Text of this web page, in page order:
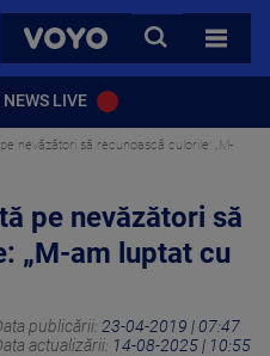
VOYO
CAUTA
TOATE
NEWS LIVE
nevăzători să recunoască culorile: „M-
pe nevăzători să
„M-am luptat cu
publicării: 23-04-2019 | 07:47
actualizării: 14-08-2025 | 10:55